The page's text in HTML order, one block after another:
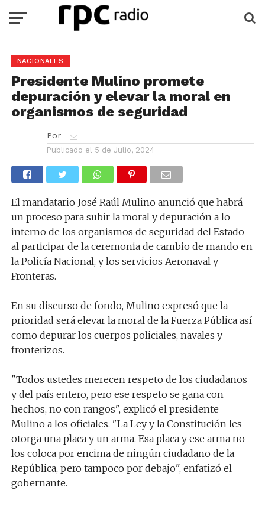
NACIONALES
Presidente Mulino promete
depuración y elevar la moral en
organismos de seguridad
Por
Publicado el 5 de Julio, 2024
El mandatario José Raúl Mulino anunció que habrá
un proceso para subir la moral y depuración a lo
interno de los organismos de seguridad del Estado
al participar de la ceremonia de cambio de mando en
la Policía Nacional, y los servicios Aeronaval y
Fronteras.
En su discurso de fondo, Mulino expresó que la
prioridad será elevar la moral de la Fuerza Pública así
como depurar los cuerpos policiales, navales y
fronterizos.
"Todos ustedes merecen respeto de los ciudadanos
y del país entero, pero ese respeto se gana con
hechos, no con rangos", explicó el presidente
Mulino a los oficiales. "La Ley y la Constitución les
otorga una placa y un arma. Esa placa y ese arma no
los coloca por encima de ningún ciudadano de la
República, pero tampoco por debajo", enfatizó el
gobernante.